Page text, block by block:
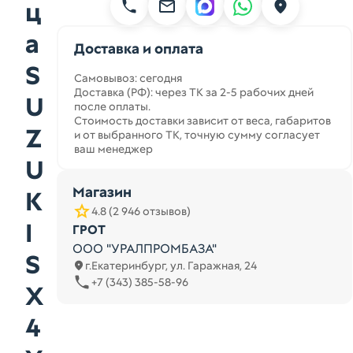
ц
а
S
U
Z
U
K
I
S
X
4
Доставка и оплата
Самовывоз: сегодня
Доставка (РФ): через ТК за 2-5 рабочих дней
после оплаты.
Стоимость доставки зависит от веса, габаритов
и от выбранного ТК, точную сумму согласует
ваш менеджер
Магазин
4.8 (2 946 отзывов)
ГРОТ
ООО "УРАЛПРОМБАЗА"
г.Екатеринбург, ул. Гаражная, 24
+7 (343) 385-58-96